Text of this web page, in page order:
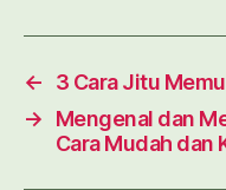
←
3 Cara Jitu
→
Mengenal dan
Cara Mudah dan